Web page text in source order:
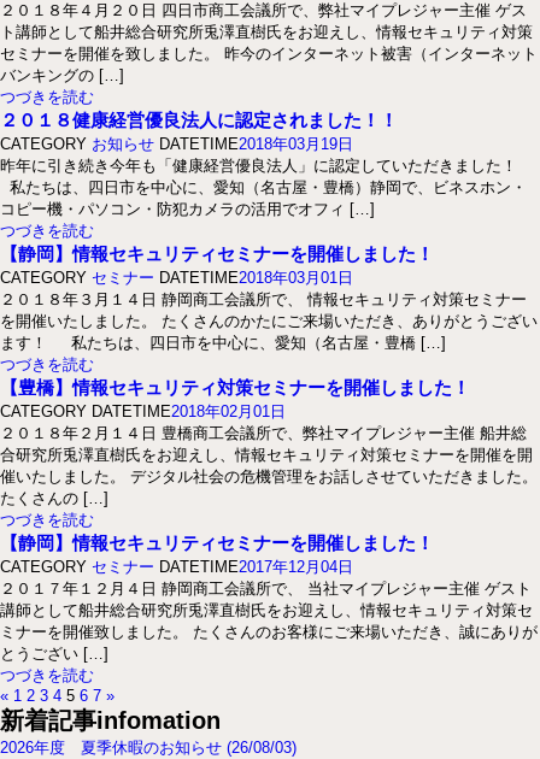
２０１８年４月２０日 四日市商工会議所で、弊社マイプレジャー主催 ゲス
ト講師として船井総合研究所兎澤直樹氏をお迎えし、情報セキュリティ対策
セミナーを開催を致しました。 昨今のインターネット被害（インターネット
バンキングの […]
つづきを読む
２０１８健康経営優良法人に認定されました！！
CATEGORY お知らせ DATETIME2018年03月19日
昨年に引き続き今年も「健康経営優良法人」に認定していただきました！
私たちは、四日市を中心に、愛知（名古屋・豊橋）静岡で、ビネスホン・
コピー機・パソコン・防犯カメラの活用でオフィ […]
つづきを読む
【静岡】情報セキュリティセミナーを開催しました！
CATEGORY セミナー DATETIME2018年03月01日
２０１８年３月１４日 静岡商工会議所で、 情報セキュリティ対策セミナー
を開催いたしました。 たくさんのかたにご来場いただき、ありがとうござい
ます！ 私たちは、四日市を中心に、愛知（名古屋・豊橋 […]
つづきを読む
【豊橋】情報セキュリティ対策セミナーを開催しました！
CATEGORY DATETIME2018年02月01日
２０１８年２月１４日 豊橋商工会議所で、弊社マイプレジャー主催 船井総
合研究所兎澤直樹氏をお迎えし、情報セキュリティ対策セミナーを開催を開
催いたしました。 デジタル社会の危機管理をお話しさせていただきました。
たくさんの […]
つづきを読む
【静岡】情報セキュリティセミナーを開催しました！
CATEGORY セミナー DATETIME2017年12月04日
２０１７年１２月４日 静岡商工会議所で、 当社マイプレジャー主催 ゲスト
講師として船井総合研究所兎澤直樹氏をお迎えし、情報セキュリティ対策セ
ミナーを開催致しました。 たくさんのお客様にご来場いただき、誠にありが
とうござい […]
つづきを読む
« 1 2 3 4 5 6 7 »
新着記事infomation
2026年度 夏季休暇のお知らせ (26/08/03)